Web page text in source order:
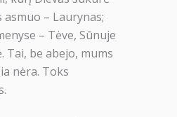
– Laurynas;
– Tėve, Sūnuje
Tai, be abejo, mums
nėra. Toks